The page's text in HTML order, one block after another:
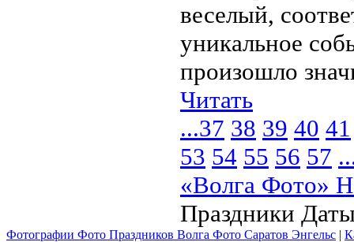
веселый,
уникальное
произошло
Читать
...37 38 39 40 41
53 54 55 56 57
«Волга Фото»
Праздники
Фотографии Фото Праздников Волга Фото Саратов Энгельс |